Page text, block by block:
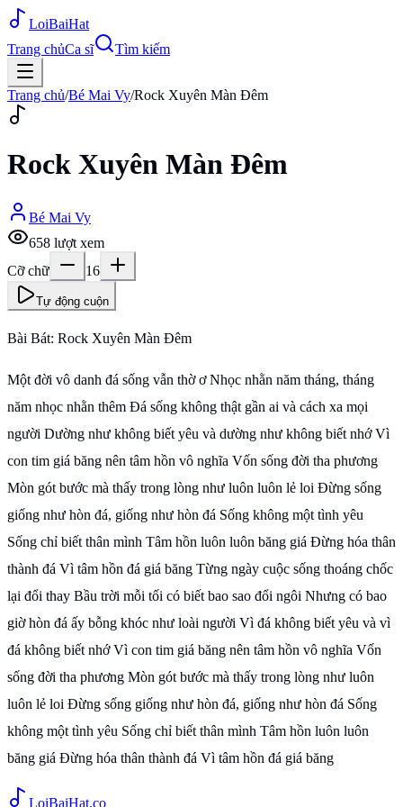
LoiBaiHat
Trang chủCa sĩ Tìm kiếm
Trang chủ/Bé Mai Vy/Rock Xuyên Màn Đêm
Rock Xuyên Màn Đêm
Bé Mai Vy
658 lượt xem
Cỡ chữ
16
Tự động cuộn
Bài Bát: Rock Xuyên Màn Đêm
Một đời vô danh đá sống vẫn thờ ơ Nhọc nhằn năm tháng, tháng
năm nhọc nhằn thêm Đá sống không thật gần ai và cách xa mọi
người Dường như không biết yêu và dường như không biết nhớ Vì
con tim giá băng nên tâm hồn vô nghĩa Vốn sống đời tha phương
Mòn gót bước mà thấy trong lòng như luôn luôn lẻ loi Đừng sống
giống như hòn đá, giống như hòn đá Sống không một tình yêu
Sống chỉ biết thân mình Tâm hồn luôn luôn băng giá Đừng hóa thân
thành đá Vì tâm hồn đá giá băng Từng ngày cuộc sống thoáng chốc
lại đổi thay Bầu trời mỗi tối có biết bao sao đổi ngôi Nhưng có bao
giờ hòn đá ấy bỗng khóc như loài người Vì đá không biết yêu và vì
đá không biết nhớ Vì con tim giá băng nên tâm hồn vô nghĩa Vốn
sống đời tha phương Mòn gót bước mà thấy trong lòng như luôn
luôn lẻ loi Đừng sống giống như hòn đá, giống như hòn đá Sống
không một tình yêu Sống chỉ biết thân mình Tâm hồn luôn luôn
băng giá Đừng hóa thân thành đá Vì tâm hồn đá giá băng
LoiBaiHat.co